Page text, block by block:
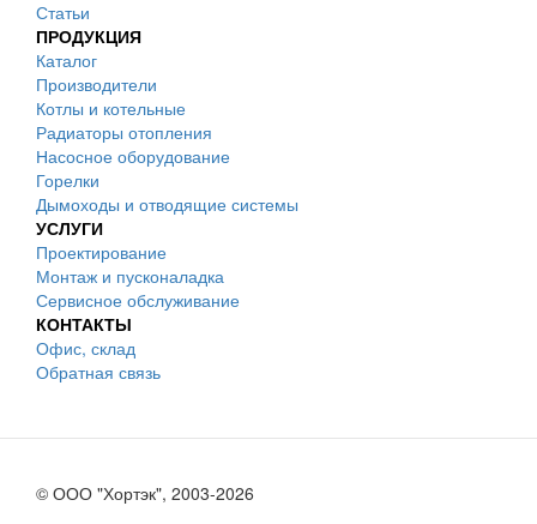
Статьи
ПРОДУКЦИЯ
Каталог
Производители
Котлы и котельные
Радиаторы отопления
Насосное оборудование
Горелки
Дымоходы и отводящие системы
УСЛУГИ
Проектирование
Монтаж и пусконаладка
Сервисное обслуживание
КОНТАКТЫ
Офис, склад
Обратная связь
© ООО "Хортэк", 2003-2026